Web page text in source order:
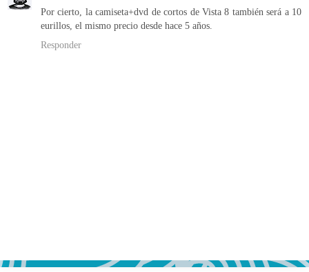
Por cierto, la camiseta+dvd de cortos de Vista 8 también será a 10
eurillos, el mismo precio desde hace 5 años.
Responder